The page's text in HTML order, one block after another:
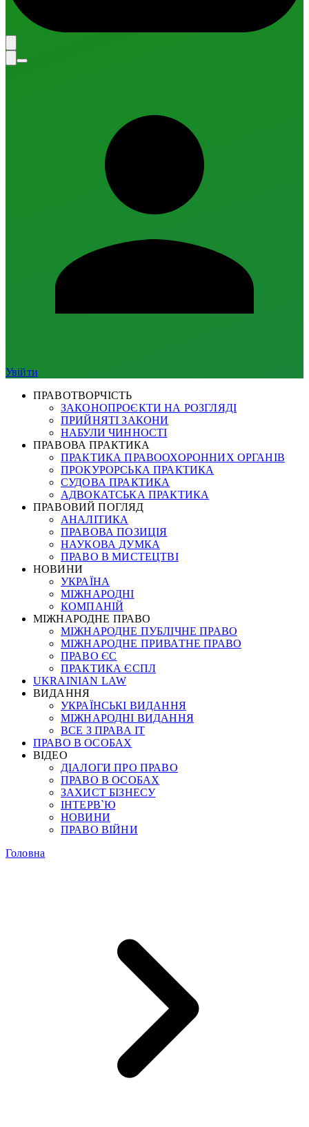
Увійти
ПРАВОТВОРЧІСТЬ
ЗАКОНОПРОЄКТИ НА РОЗГЛЯДІ
ПРИЙНЯТІ ЗАКОНИ
НАБУЛИ ЧИННОСТІ
ПРАВОВА ПРАКТИКА
ПРАКТИКА ПРАВООХОРОННИХ ОРГАНІВ
ПРОКУРОРСЬКА ПРАКТИКА
СУДОВА ПРАКТИКА
АДВОКАТСЬКА ПРАКТИКА
ПРАВОВИЙ ПОГЛЯД
АНАЛІТИКА
ПРАВОВА ПОЗИЦІЯ
НАУКОВА ДУМКА
ПРАВО В МИСТЕЦТВІ
НОВИНИ
УКРАЇНА
МІЖНАРОДНІ
КОМПАНІЙ
МІЖНАРОДНЕ ПРАВО
МІЖНАРОДНЕ ПУБЛІЧНЕ ПРАВО
МІЖНАРОДНЕ ПРИВАТНЕ ПРАВО
ПРАВО ЄС
ПРАКТИКА ЄСПЛ
UKRAINIAN LAW
ВИДАННЯ
УКРАЇНСЬКІ ВИДАННЯ
МІЖНАРОДНІ ВИДАННЯ
ВСЕ З ПРАВА ІТ
ПРАВО В ОСОБАХ
ВІДЕО
ДІАЛОГИ ПРО ПРАВО
ПРАВО В ОСОБАХ
ЗАХИСТ БІЗНЕСУ
ІНТЕРВ`Ю
НОВИНИ
ПРАВО ВІЙНИ
Головна